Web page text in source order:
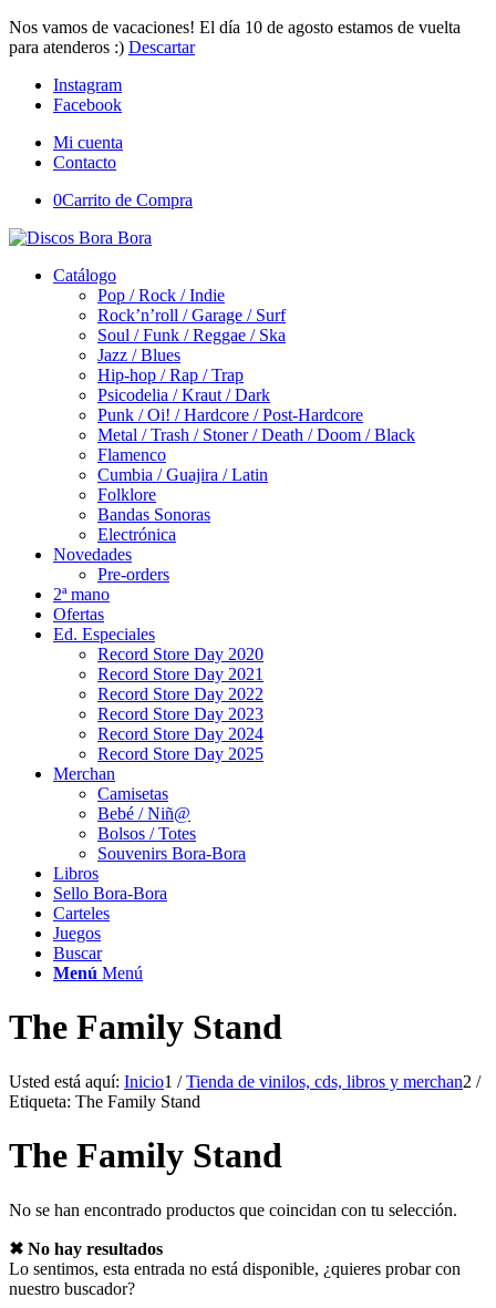
Nos vamos de vacaciones! El día 10 de agosto estamos de vuelta
para atenderos :) Descartar
Instagram
Facebook
Mi cuenta
Contacto
0Carrito de Compra
Catálogo
Pop / Rock / Indie
Rock’n’roll / Garage / Surf
Soul / Funk / Reggae / Ska
Jazz / Blues
Hip-hop / Rap / Trap
Psicodelia / Kraut / Dark
Punk / Oi! / Hardcore / Post-Hardcore
Metal / Trash / Stoner / Death / Doom / Black
Flamenco
Cumbia / Guajira / Latin
Folklore
Bandas Sonoras
Electrónica
Novedades
Pre-orders
2ª mano
Ofertas
Ed. Especiales
Record Store Day 2020
Record Store Day 2021
Record Store Day 2022
Record Store Day 2023
Record Store Day 2024
Record Store Day 2025
Merchan
Camisetas
Bebé / Niñ@
Bolsos / Totes
Souvenirs Bora-Bora
Libros
Sello Bora-Bora
Carteles
Juegos
Buscar
Menú Menú
The Family Stand
Usted está aquí: Inicio1 / Tienda de vinilos, cds, libros y merchan2 /
Etiqueta: The Family Stand
The Family Stand
No se han encontrado productos que coincidan con tu selección.
✖ No hay resultados
Lo sentimos, esta entrada no está disponible, ¿quieres probar con
nuestro buscador?